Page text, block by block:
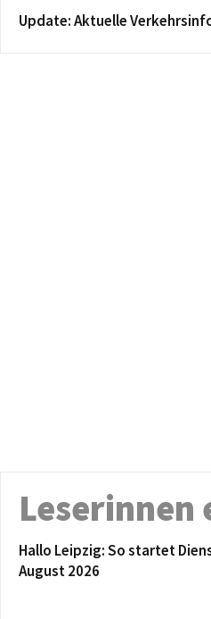
Update: Aktuelle
Leserinnen
Hallo Leipzig: So startet
August 2026